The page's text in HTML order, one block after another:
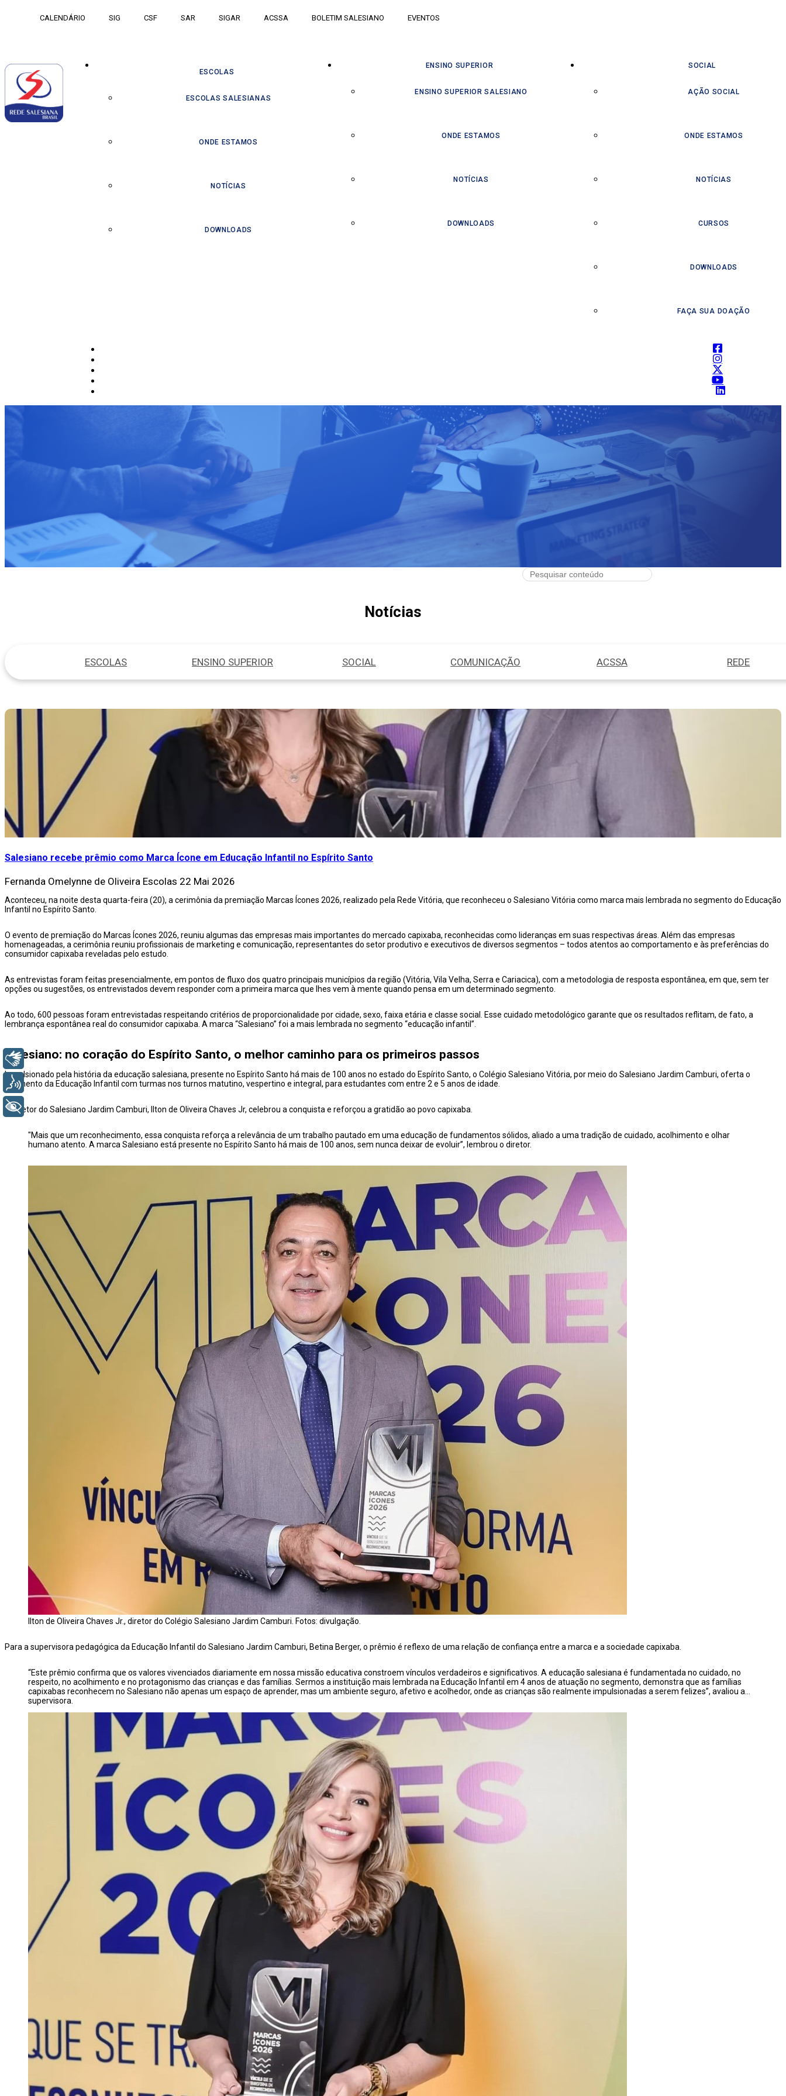
CALENDÁRIO SIG CSF SAR SIGAR ACSSA BOLETIM SALESIANO EVENTOS
ESCOLAS
ESCOLAS SALESIANAS
ONDE ESTAMOS
NOTÍCIAS
DOWNLOADS
ENSINO SUPERIOR
ENSINO SUPERIOR SALESIANO
ONDE ESTAMOS
NOTÍCIAS
DOWNLOADS
SOCIAL
AÇÃO SOCIAL
ONDE ESTAMOS
NOTÍCIAS
CURSOS
DOWNLOADS
FAÇA SUA DOAÇÃO
Notícias
ESCOLAS ENSINO SUPERIOR SOCIAL COMUNICAÇÃO ACSSA REDE
Salesiano recebe prêmio como Marca Ícone em Educação Infantil no Espírito Santo
Fernanda Omelynne de Oliveira Escolas 22 Mai 2026
Aconteceu, na noite desta quarta-feira (20), a cerimônia da premiação Marcas Ícones 2026, realizado pela Rede Vitória, que reconheceu o Salesiano Vitória como marca mais lembrada no segmento do Educação
Infantil no Espírito Santo.
O evento de premiação do Marcas Ícones 2026, reuniu algumas das empresas mais importantes do mercado capixaba, reconhecidas como lideranças em suas respectivas áreas. Além das empresas
homenageadas, a cerimônia reuniu profissionais de marketing e comunicação, representantes do setor produtivo e executivos de diversos segmentos – todos atentos ao comportamento e às preferências do
consumidor capixaba reveladas pelo estudo.
As entrevistas foram feitas presencialmente, em pontos de fluxo dos quatro principais municípios da região (Vitória, Vila Velha, Serra e Cariacica), com a metodologia de resposta espontânea, em que, sem ter
opções ou sugestões, os entrevistados devem responder com a primeira marca que lhes vem à mente quando pensa em um determinado segmento.
Ao todo, 600 pessoas foram entrevistadas respeitando critérios de proporcionalidade por cidade, sexo, faixa etária e classe social. Esse cuidado metodológico garante que os resultados reflitam, de fato, a
lembrança espontânea real do consumidor capixaba. A marca “Salesiano” foi a mais lembrada no segmento “educação infantil”.
Salesiano: no coração do Espírito Santo, o melhor caminho para os primeiros passos
Impulsionado pela história da educação salesiana, presente no Espírito Santo há mais de 100 anos no estado do Espírito Santo, o Colégio Salesiano Vitória, por meio do Salesiano Jardim Camburi, oferta o
segmento da Educação Infantil com turmas nos turnos matutino, vespertino e integral, para estudantes com entre 2 e 5 anos de idade.
O diretor do Salesiano Jardim Camburi, Ilton de Oliveira Chaves Jr, celebrou a conquista e reforçou a gratidão ao povo capixaba.
"Mais que um reconhecimento, essa conquista reforça a relevância de um trabalho pautado em uma educação de fundamentos sólidos, aliado a uma tradição de cuidado, acolhimento e olhar
humano atento. A marca Salesiano está presente no Espírito Santo há mais de 100 anos, sem nunca deixar de evoluir”, lembrou o diretor.
Ilton de Oliveira Chaves Jr., diretor do Colégio Salesiano Jardim Camburi. Fotos: divulgação.
Para a supervisora pedagógica da Educação Infantil do Salesiano Jardim Camburi, Betina Berger, o prêmio é reflexo de uma relação de confiança entre a marca e a sociedade capixaba.
“Este prêmio confirma que os valores vivenciados diariamente em nossa missão educativa constroem vínculos verdadeiros e significativos. A educação salesiana é fundamentada no cuidado, no
respeito, no acolhimento e no protagonismo das crianças e das famílias. Sermos a instituição mais lembrada na Educação Infantil em 4 anos de atuação no segmento, demonstra que as famílias
capixabas reconhecem no Salesiano não apenas um espaço de aprender, mas um ambiente seguro, afetivo e acolhedor, onde as crianças são realmente impulsionadas a serem felizes”, avaliou a
supervisora.
Libras
Voz
+ Acessibilidade